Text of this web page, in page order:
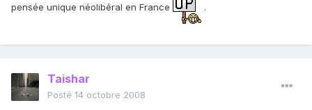
pensée unique néolibéral en France
.
Taishar
Posté 14 octobre 2008